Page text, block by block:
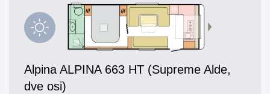
Alpina ALPINA 663 HT (Supreme Alde,
dve osi)